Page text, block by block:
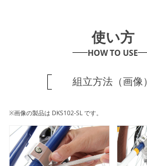
使い方
HOW TO USE
組立方法（画像）
※画像の製品は DKS102-SL です。